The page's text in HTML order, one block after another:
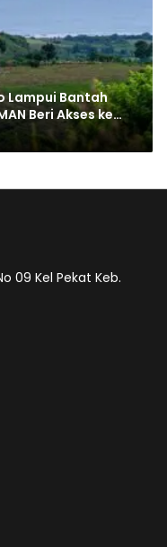
Lampui Bantah
Beri Akses ke
09 Kel Pekat Keb.